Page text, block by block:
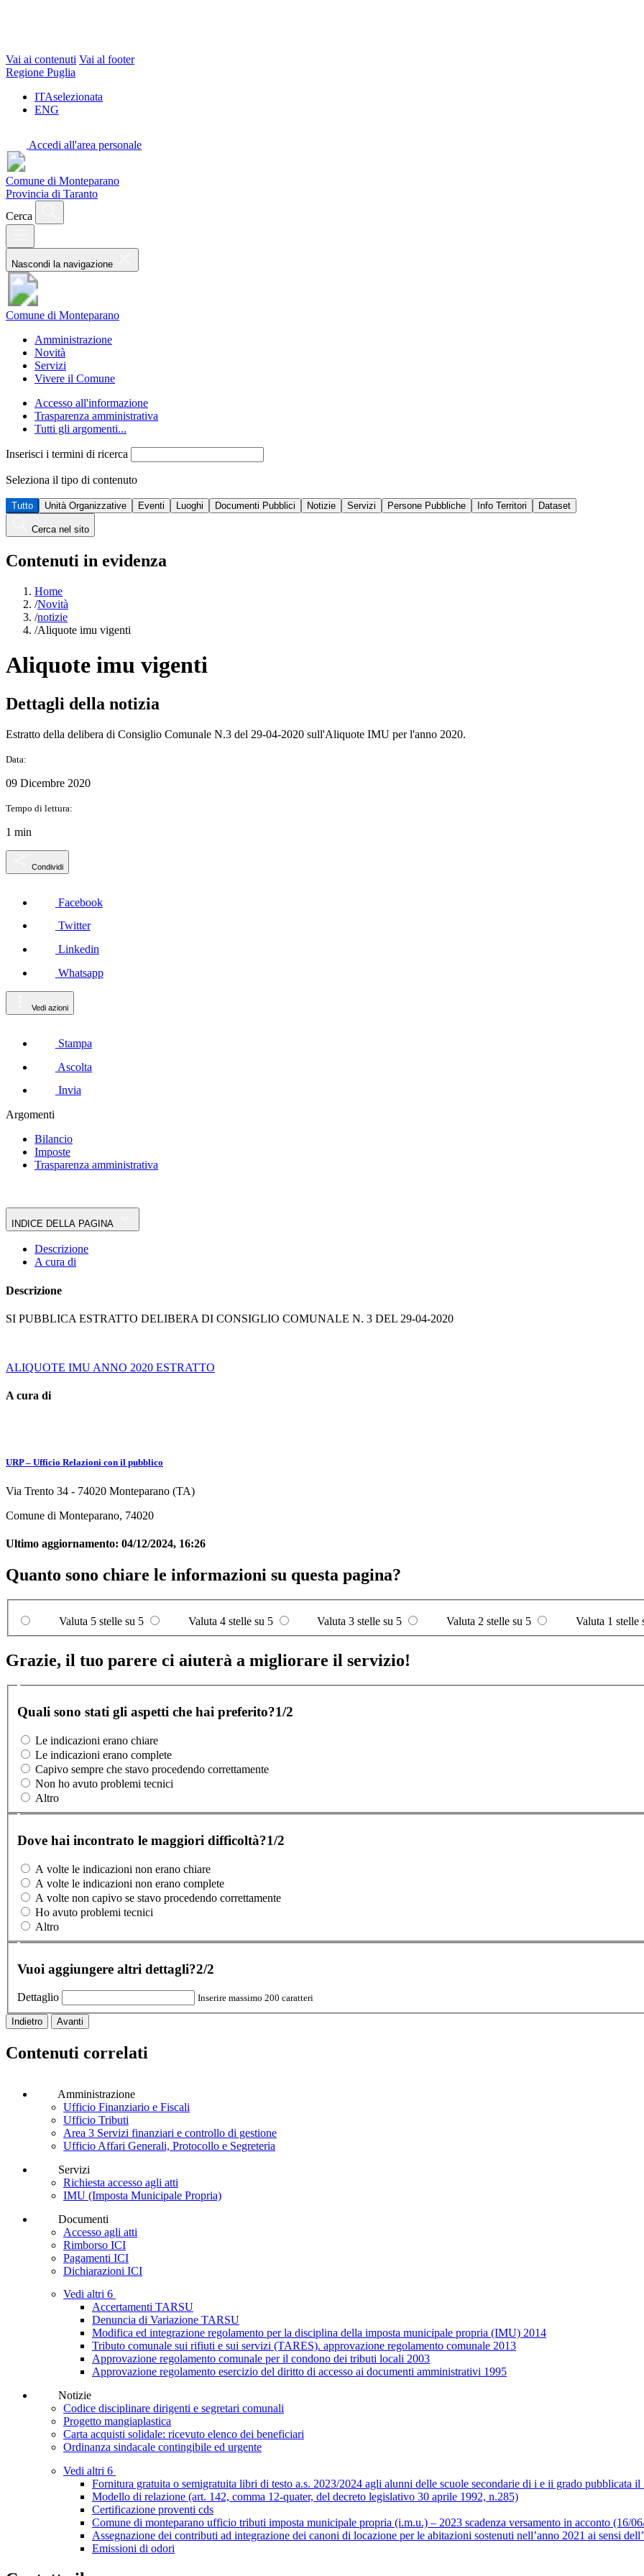
Vai ai contenuti Vai al footer
Regione Puglia
ITAselezionata
ENG
Accedi all'area personale
Comune di Monteparano
Provincia di Taranto
Cerca
Nascondi la navigazione
Comune di Monteparano
Amministrazione
Novità
Servizi
Vivere il Comune
Accesso all'informazione
Trasparenza amministrativa
Tutti gli argomenti...
Inserisci i termini di ricerca
Seleziona il tipo di contenuto
Tutto Unità Organizzative Eventi Luoghi Documenti Pubblici Notizie Servizi Persone Pubbliche Info Territori Dataset
Cerca nel sito
Contenuti in evidenza
Home
/Novità
/notizie
/Aliquote imu vigenti
Aliquote imu vigenti
Dettagli della notizia
Estratto della delibera di Consiglio Comunale N.3 del 29-04-2020 sull'Aliquote IMU per l'anno 2020.
Data:
09 Dicembre 2020
Tempo di lettura:
1 min
Condividi
Facebook
Twitter
Linkedin
Whatsapp
Vedi azioni
Stampa
Ascolta
Invia
Argomenti
Bilancio
Imposte
Trasparenza amministrativa
INDICE DELLA PAGINA
Descrizione
A cura di
Descrizione
SI PUBBLICA ESTRATTO DELIBERA DI CONSIGLIO COMUNALE N. 3 DEL 29-04-2020
ALIQUOTE IMU ANNO 2020 ESTRATTO
A cura di
URP – Ufficio Relazioni con il pubblico
Via Trento 34 - 74020 Monteparano (TA)
Comune di Monteparano, 74020
Ultimo aggiornamento: 04/12/2024, 16:26
Quanto sono chiare le informazioni su questa pagina?
Valuta 5 stelle su 5 Valuta 4 stelle su 5 Valuta 3 stelle su 5 Valuta 2 stelle su 5 Valuta 1 stelle
Grazie, il tuo parere ci aiuterà a migliorare il servizio!
Quali sono stati gli aspetti che hai preferito?1/2
Le indicazioni erano chiare
Le indicazioni erano complete
Capivo sempre che stavo procedendo correttamente
Non ho avuto problemi tecnici
Altro
Dove hai incontrato le maggiori difficoltà?1/2
A volte le indicazioni non erano chiare
A volte le indicazioni non erano complete
A volte non capivo se stavo procedendo correttamente
Ho avuto problemi tecnici
Altro
Vuoi aggiungere altri dettagli?2/2
Dettaglio Inserire massimo 200 caratteri
Indietro Avanti
Contenuti correlati
Amministrazione
Ufficio Finanziario e Fiscali
Ufficio Tributi
Area 3 Servizi finanziari e controllo di gestione
Ufficio Affari Generali, Protocollo e Segreteria
Servizi
Richiesta accesso agli atti
IMU (Imposta Municipale Propria)
Documenti
Accesso agli atti
Rimborso ICI
Pagamenti ICI
Dichiarazioni ICI
Vedi altri 6
Accertamenti TARSU
Denuncia di Variazione TARSU
Modifica ed integrazione regolamento per la disciplina della imposta municipale propria (IMU) 2014
Tributo comunale sui rifiuti e sui servizi (TARES). approvazione regolamento comunale 2013
Approvazione regolamento comunale per il condono dei tributi locali 2003
Approvazione regolamento esercizio del diritto di accesso ai documenti amministrativi 1995
Notizie
Codice disciplinare dirigenti e segretari comunali
Progetto mangiaplastica
Carta acquisti solidale: ricevuto elenco dei beneficiari
Ordinanza sindacale contingibile ed urgente
Vedi altri 6
Fornitura gratuita o semigratuita libri di testo a.s. 2023/2024 agli alunni delle scuole secondarie di i e ii grado pubblicata il
Modello di relazione (art. 142, comma 12-quater, del decreto legislativo 30 aprile 1992, n.285)
Certificazione proventi cds
Comune di monteparano ufficio tributi imposta municipale propria (i.m.u.) – 2023 scadenza versamento in acconto (16/
Assegnazione dei contributi ad integrazione dei canoni di locazione per le abitazioni sostenuti nell’anno 2021 ai sensi
Emissioni di odori